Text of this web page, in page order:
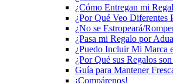
¿Cómo Entregan mi
¿Por Qué Veo Diferentes
¿No se Estropeará/
¿Pasa mi Regalo por
¿Puedo Incluir Mi Marca
¿Por Qué sus Regalos
Guía para Mantener
¡Compárenos!